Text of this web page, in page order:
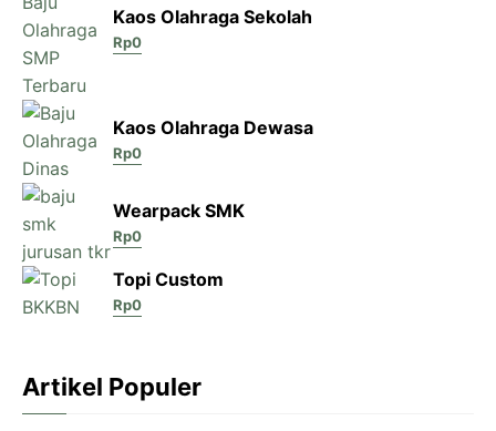
Kaos Olahraga Sekolah
Rp0
Kaos Olahraga Dewasa
Rp0
Wearpack SMK
Rp0
Topi Custom
Rp0
Artikel Populer